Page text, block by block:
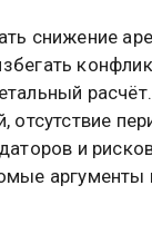
снижение
отсутствие
и
аргументы